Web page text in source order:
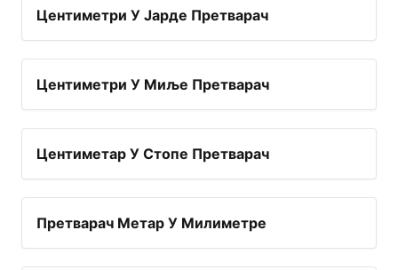
Центиметри У Јарде Претварач
Центиметри У Миље Претварач
Центиметар У Стопе Претварач
Претварач Метар У Милиметре